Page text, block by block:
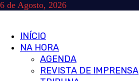
Skip
6 de Agosto, 2026
Primary
Menu
INÍCIO
NA HORA
AGENDA
REVISTA DE IMPRENSA